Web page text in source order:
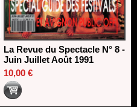
La Revue du Spectacle N° 8 -
Juin Juillet Août 1991
10,00 €